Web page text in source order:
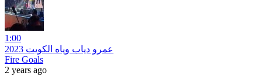
1:00
عمرو دياب وياه الكويت 2023
Fire Goals
2 years ago